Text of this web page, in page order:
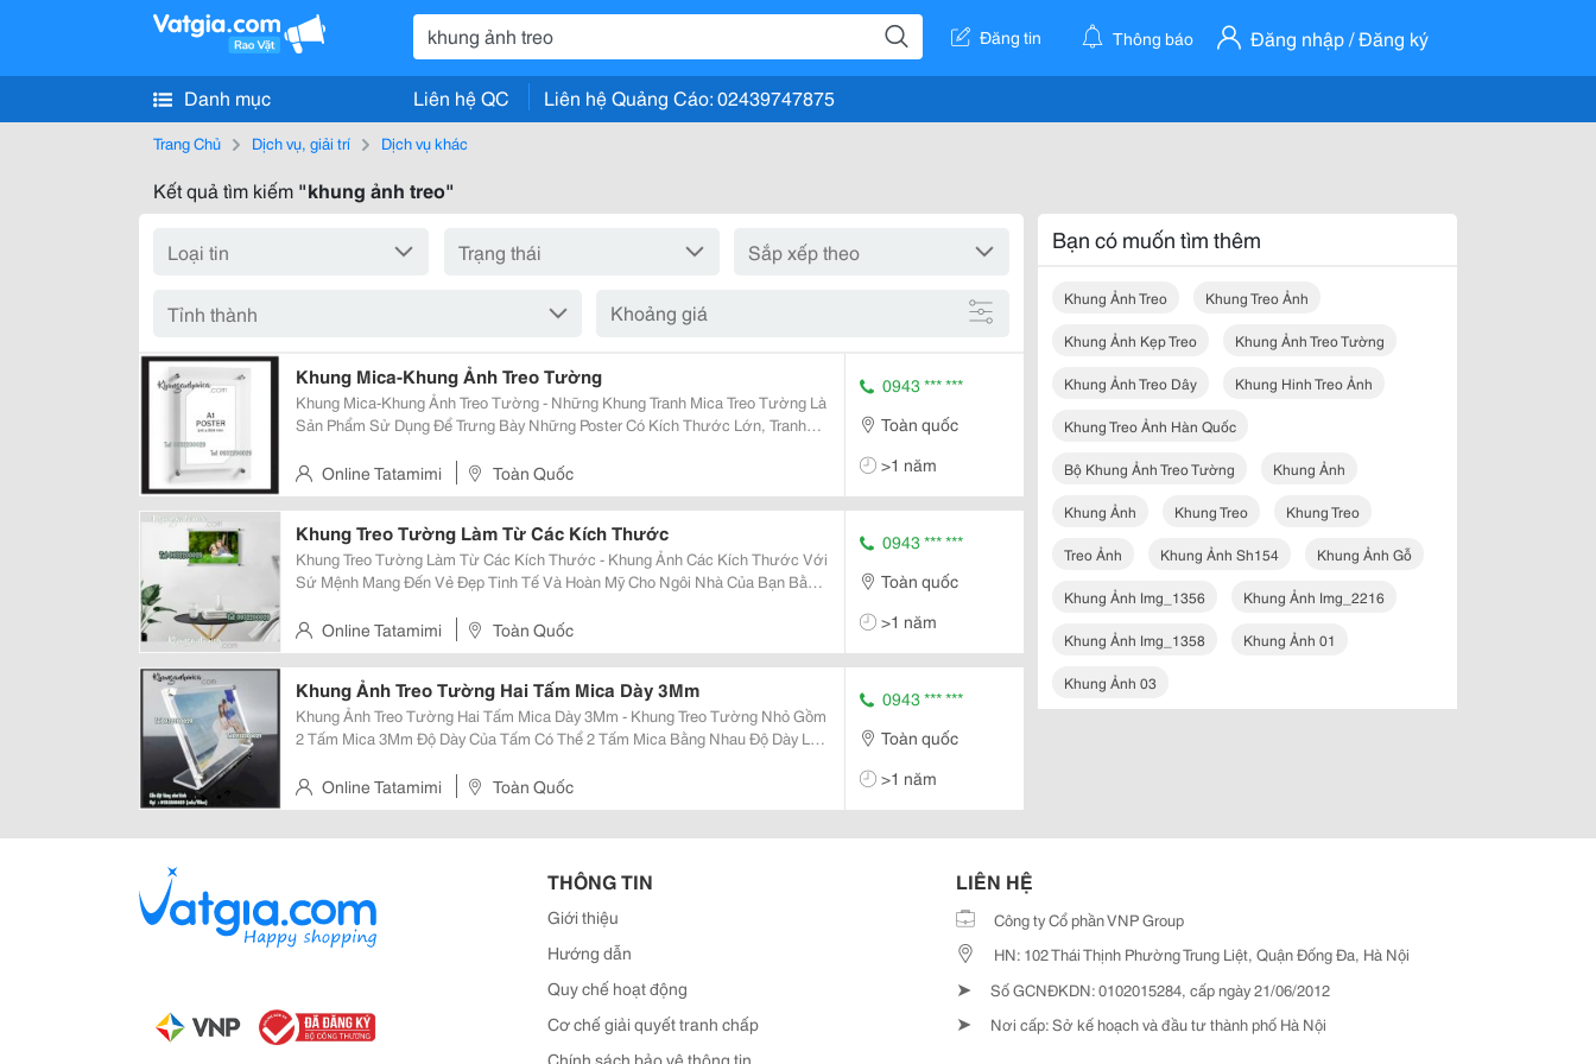
Đăng tin Thông báo Đăng nhập / Đăng ký
Danh mục Liên hệ QC Liên hệ Quảng Cáo: 02439747875
Trang Chủ Dịch vụ, giải trí Dịch vụ khác
Kết quả tìm kiếm "khung ảnh treo"
Khoảng giá
Khung Mica-Khung Ảnh Treo Tường
Khung Mica-Khung Ảnh Treo Tường - Những Khung Tranh Mica Treo Tường Là
Sản Phẩm Sử Dụng Để Trưng Bày Những Poster Có Kích Thước Lớn, Tranh
Của Chúng Tôi Là Một Sản Phẩm Làm Bằng...
Online Tatamimi Toàn Quốc
0943 *** ***
Toàn quốc
>1 năm
Khung Treo Tường Làm Từ Các Kích Thước
Khung Treo Tường Làm Từ Các Kích Thước - Khung Ảnh Các Kích Thước Với
Sứ Mệnh Mang Đến Vẻ Đẹp Tinh Tế Và Hoàn Mỹ Cho Ngôi Nhà Của Bạn Bằng
Đối Với Khung Tranh Âm Tường Thì Việc Đo...
Online Tatamimi Toàn Quốc
0943 *** ***
Toàn quốc
>1 năm
Khung Ảnh Treo Tường Hai Tấm Mica Dày 3Mm
Khung Ảnh Treo Tường Hai Tấm Mica Dày 3Mm - Khung Treo Tường Nhỏ Gồm
2 Tấm Mica 3Mm Độ Dày Của Tấm Có Thể 2 Tấm Mica Bằng Nhau Độ Dày Là
Thông Tin Sản Phẩm Mẫu 2 Tấm Mica Trong Có Độ...
Online Tatamimi Toàn Quốc
0943 *** ***
Toàn quốc
>1 năm
Bạn có muốn tìm thêm
Khung Ảnh Treo Khung Treo Ảnh
Khung Ảnh Kẹp Treo Khung Ảnh Treo Tường
Khung Ảnh Treo Dây Khung Hinh Treo Ảnh
Khung Treo Ảnh Hàn Quốc
Bộ Khung Ảnh Treo Tường Khung Ảnh
Khung Ảnh Khung Treo Khung Treo
Treo Ảnh Khung Ảnh Sh154 Khung Ảnh Gỗ
Khung Ảnh Img_1356 Khung Ảnh Img_2216
Khung Ảnh Img_1358 Khung Ảnh 01
Khung Ảnh 03
THÔNG TIN
Giới thiệu
Hướng dẫn
Quy chế hoạt động
Cơ chế giải quyết tranh chấp
Chính sách bảo vệ thông tin
LIÊN HỆ
Công ty Cổ phần VNP Group
HN: 102 Thái Thịnh Phường Trung Liệt, Quận Đống Đa, Hà Nội
➤ Số GCNĐKDN: 0102015284, cấp ngày 21/06/2012
➤ Nơi cấp: Sở kế hoạch và đầu tư thành phố Hà Nội